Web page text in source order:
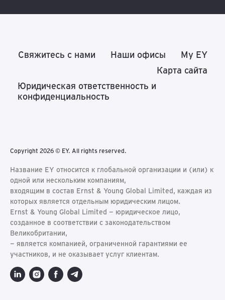
Свяжитесь с нами Наши офисы
My EY
Карта сайта
Юридическая ответственность и
конфиденциальность
Copyright 2026 © EY. All rights reserved.
Название EY относится к глобальной организации и (или) к
одной или нескольким компаниям,
входящим в состав Ernst & Young Global Limited, каждая из
которых является отдельным юридическим лицом.
Ernst & Young Global Limited − юридическое лицо,
созданное в соответствии с законодательством
Великобритании,
− является компанией, ограниченной гарантиями ее
участников, и не оказывает услуг клиентам.